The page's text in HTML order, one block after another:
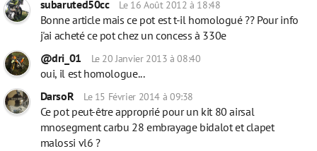
subaruted50cc Le 16 Août 2012 à 18:48
Bonne article mais ce pot est t-il homologué ?? Pour info
j'ai acheté ce pot chez un concess à 330e
@dri_01
Le 20 Janvier 2013 à 08:40
oui, il est homologue...
DarsoR
Le 15 Février 2014 à 09:38
Ce pot peut-être approprié pour un kit 80 airsal
mnosegment carbu 28 embrayage bidalot et clapet
malossi vl6 ?